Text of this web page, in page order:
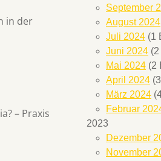
in der
– Praxis
September
August 2024
Juli 2024 (1
Juni 2024
Mai 2024 (2
April 2024
März 2024
Februar
2023
Dezember
November